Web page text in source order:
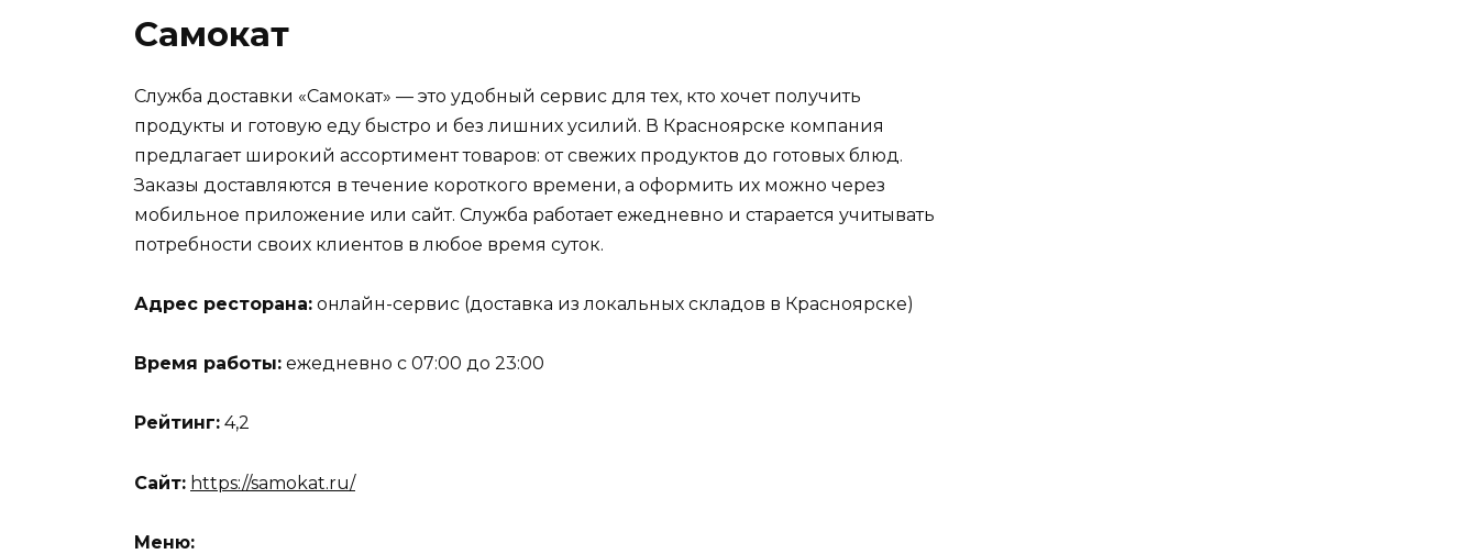
Самокат
Служба доставки «Самокат» — это удобный сервис для тех, кто хочет получить
продукты и готовую еду быстро и без лишних усилий. В Красноярске компания
предлагает широкий ассортимент товаров: от свежих продуктов до готовых блюд.
Заказы доставляются в течение короткого времени, а оформить их можно через
мобильное приложение или сайт. Служба работает ежедневно и старается учитывать
потребности своих клиентов в любое время суток.
Адрес ресторана: онлайн-сервис (доставка из локальных складов в Красноярске)
Время работы: ежедневно с 07:00 до 23:00
Рейтинг: 4,2
Сайт: https://samokat.ru/
Меню: